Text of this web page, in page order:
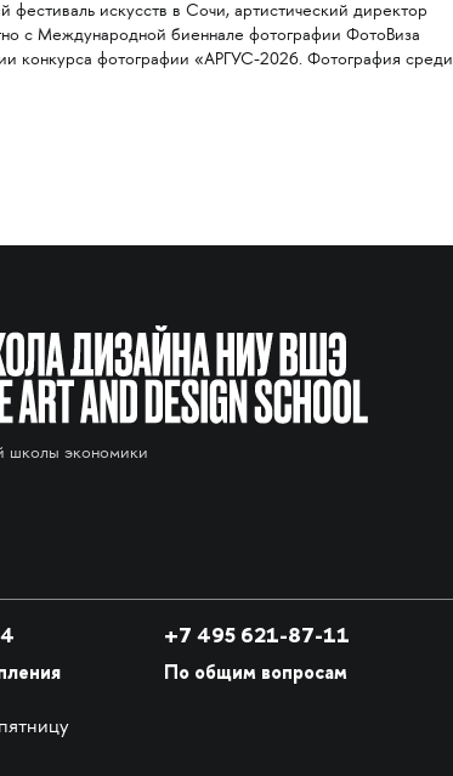
искусств в Сочи, артистический директор
с Международной биеннале фотографии ФотоВиза
конкурса фотографии «АРГУС-2026. Фотография среди
школы экономики
+7 495 621-87-11
По общим вопросам